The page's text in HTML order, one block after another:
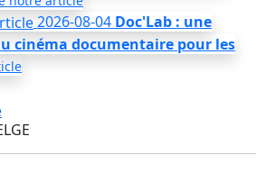
2026-08-04 Doc'Lab : une
cinéma documentaire pour les